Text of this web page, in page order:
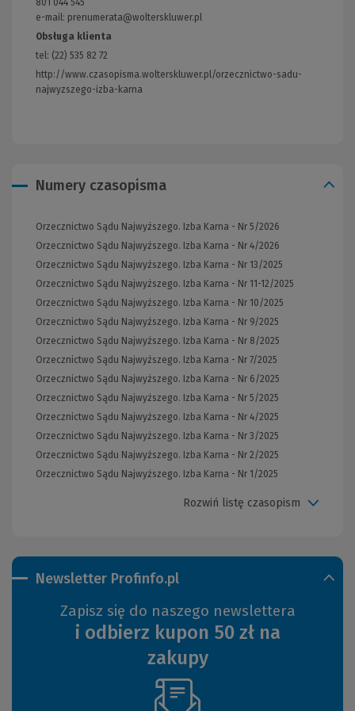
Newsletter Profinfo.pl
Zapisz się do naszego newslettera
i odbierz kupon 50 zł na
zakupy
(Nowe
e-mail: prenumerata@wolterskluwer.pl
Obsługa klienta
tel: (22) 535 82 72
http://www.czasopisma.wolterskluwer.pl/orzecznictwo-sadu-
najwyzszego-izba-karna
Numery czasopisma
Orzecznictwo Sądu Najwyższego. Izba Karna - Nr 5/2026
Orzecznictwo Sądu Najwyższego. Izba Karna - Nr 4/2026
Orzecznictwo Sądu Najwyższego. Izba Karna - Nr 13/2025
Orzecznictwo Sądu Najwyższego. Izba Karna - Nr 11-12/2025
Orzecznictwo Sądu Najwyższego. Izba Karna - Nr 10/2025
Orzecznictwo Sądu Najwyższego. Izba Karna - Nr 9/2025
Orzecznictwo Sądu Najwyższego. Izba Karna - Nr 8/2025
Orzecznictwo Sądu Najwyższego. Izba Karna - Nr 7/2025
Orzecznictwo Sądu Najwyższego. Izba Karna - Nr 6/2025
Orzecznictwo Sądu Najwyższego. Izba Karna - Nr 5/2025
Orzecznictwo Sądu Najwyższego. Izba Karna - Nr 4/2025
Orzecznictwo Sądu Najwyższego. Izba Karna - Nr 3/2025
Orzecznictwo Sądu Najwyższego. Izba Karna - Nr 2/2025
Orzecznictwo Sądu Najwyższego. Izba Karna - Nr 1/2025
Rozwiń listę czasopism